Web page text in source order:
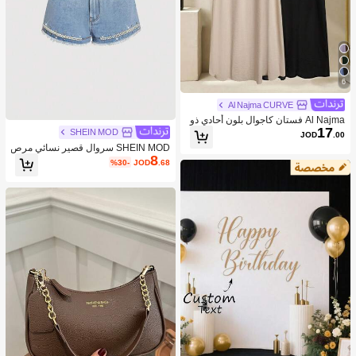
6
Al Najma CURVE
Al Najma فستان كاجوال بلون أحادي ذو
ياقة على شكل حرف V لحجم كبير للنسا
JOD17.00
SHEIN MOD
SHEIN MOD سروال قصير نسائي مرص
ع بالراين والخرز الزجاجي وباللون الجينز
JOD8.68
%30-